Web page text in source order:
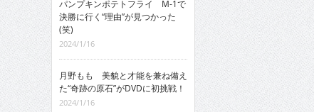
パンプキンポテトフライ M-1で
決勝に行く“理由”が見つかった
(笑)
2024/1/16
月野もも 美貌と才能を兼ね備え
た“奇跡の原石”がDVDに初挑戦！
2024/1/16